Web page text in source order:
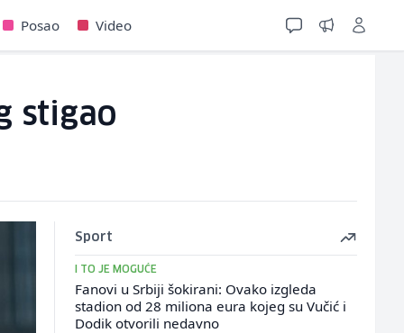
Posao Video
stigao
Sport
I TO JE MOGUĆE
Fanovi u Srbiji šokirani: Ovako izgleda
stadion od 28 miliona eura kojeg su Vučić i
Dodik otvorili nedavno